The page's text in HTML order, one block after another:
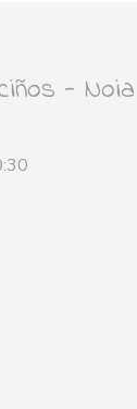
- Noia